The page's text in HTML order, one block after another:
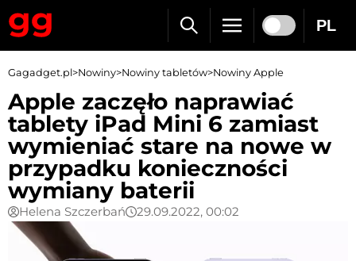
PL
Gagadget.pl>Nowiny>Nowiny tabletów>Nowiny Apple
Apple zaczęło naprawiać
tablety iPad Mini 6 zamiast
wymieniać stare na nowe w
przypadku konieczności
wymiany baterii
Helena Szczerbań 29.09.2022, 00:02